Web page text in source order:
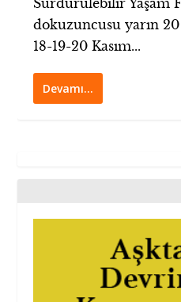
dokuzuncusu yarın
18-19-20 Kasım...
Devamı…